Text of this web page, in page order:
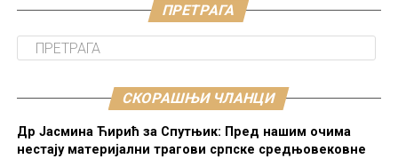
ПРЕТРАГА
СКОРАШЊИ ЧЛАНЦИ
Др Јасмина Ћирић за Спутњик: Пред нашим очима
нестају материјални трагови српске средњовековне